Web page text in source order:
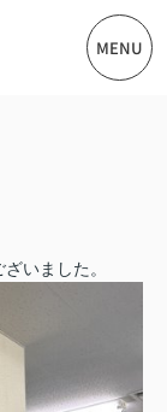
MENU
いました。